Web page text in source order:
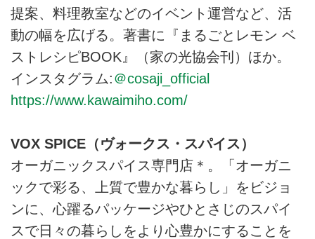
提案、料理教室などのイベント運営など、活
動の幅を広げる。著書に『まるごとレモン ベ
ストレシピBOOK』（家の光協会刊）ほか。
インスタグラム:＠cosaji_official
https://www.kawaimiho.com/
VOX SPICE（ヴォークス・スパイス）
オーガニックスパイス専門店＊。「オーガニ
ックで彩る、上質で豊かな暮らし」をビジョ
ンに、心躍るパッケージやひとさじのスパイ
スで日々の暮らしをより心豊かにすることを